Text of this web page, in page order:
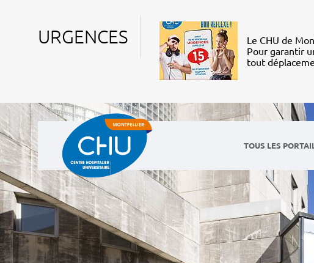
URGENCES
Le CHU de
Pour garantir
tout
TOUS LES